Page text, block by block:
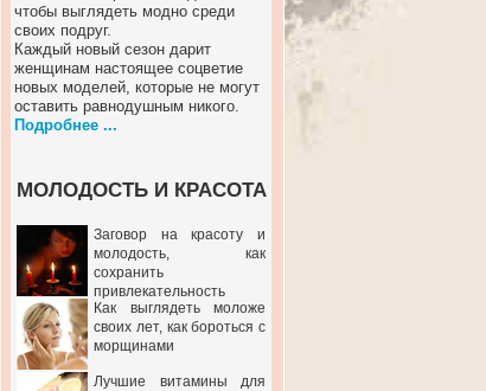
чтобы выглядеть модно среди
своих подруг.
Каждый новый сезон дарит
женщинам настоящее соцветие
новых моделей, которые не могут
оставить равнодушным никого.
Подробнее ...
МОЛОДОСТЬ И КРАСОТА
Заговор на красоту и
молодость, как
сохранить
привлекательность
Как выглядеть моложе
своих лет, как бороться с
морщинами
Лучшие витамины для